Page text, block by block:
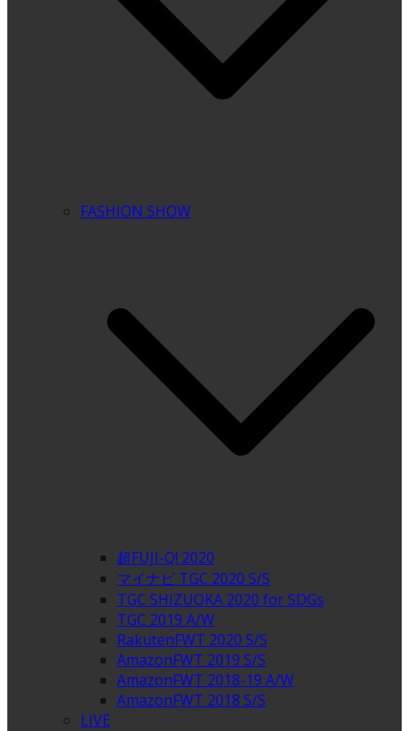
FASHION SHOW
超FUJI-Q! 2020
マイナビ TGC 2020 S/S
TGC SHIZUOKA 2020 for SDGs
TGC 2019 A/W
RakutenFWT 2020 S/S
AmazonFWT 2019 S/S
AmazonFWT 2018-19 A/W
AmazonFWT 2018 S/S
LIVE